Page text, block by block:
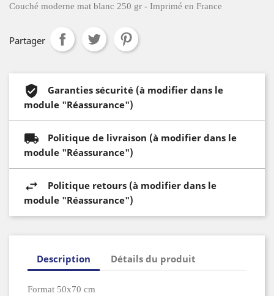
Couché moderne mat blanc 250 gr - Imprimé en France
Partager
Garanties sécurité (à modifier dans le
module "Réassurance")
Politique de livraison (à modifier dans le
module "Réassurance")
Politique retours (à modifier dans le
module "Réassurance")
Description Détails du produit
Format 50x70 cm